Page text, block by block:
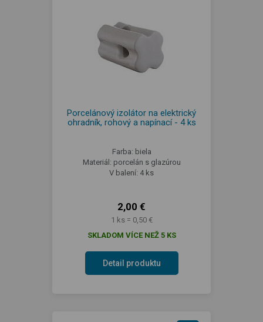
Porcelánový izolátor na elektrický
ohradník, rohový a napínací - 4 ks
Farba: biela
Materiál: porcelán s glazúrou
V balení: 4 ks
2,00 €
1 ks = 0,50 €
SKLADOM VÍCE NEŽ 5 KS
Detail produktu